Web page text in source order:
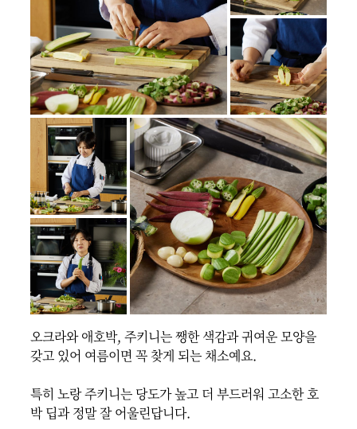
오크라와 애호박, 주키니는 쨍한 색감과 귀여운 모양을
갖고 있어 여름이면 꼭 찾게 되는 채소예요.
특히 노랑 주키니는 당도가 높고 더 부드러워 고소한 호